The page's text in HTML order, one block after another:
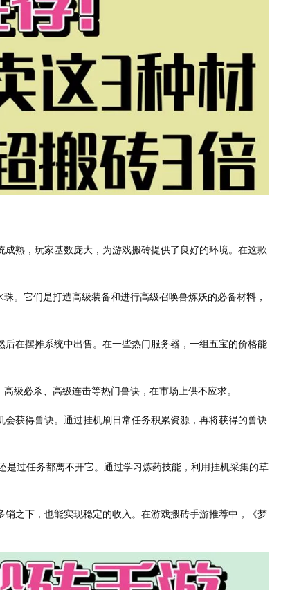
成熟，玩家基数庞大，为游戏搬砖提供了良好的环境。在这款
。它们是打造高级装备和进行高级召唤兽炼妖的必备材料，
在摆摊系统中出售。在一些热门服务器，一组五宝的价格能
级必杀、高级连击等热门兽诀，在市场上供不应求。
获得兽诀。通过挂机刷日常任务积累资源，再将获得的兽诀
是过任务都离不开它。通过学习炼药技能，利用挂机采集的草
之下，也能实现稳定的收入。在游戏搬砖手游推荐中，《梦